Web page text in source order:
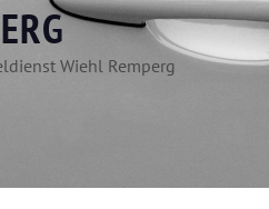
Wiehl Remperg